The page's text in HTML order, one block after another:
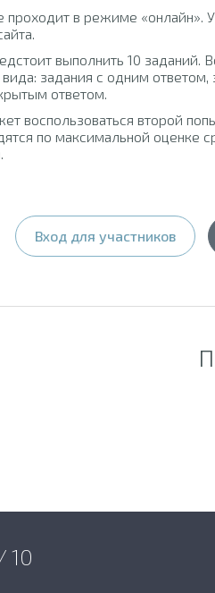
проходит в режиме «онлайн».
выполнить 10 заданий.
задания с одним ответом,
ответом.
воспользоваться второй
по максимальной оценке
Вход для участников
10